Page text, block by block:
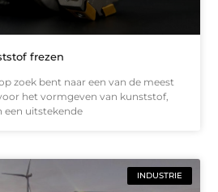
frezen
zoek bent naar een van de meest
het vormgeven van kunststof,
een uitstekende
INDUSTRIE